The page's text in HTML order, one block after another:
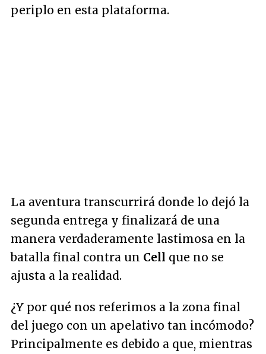
periplo en esta plataforma.
La aventura transcurrirá donde lo dejó la
segunda entrega y finalizará de una
manera verdaderamente lastimosa en la
batalla final contra un Cell que no se
ajusta a la realidad.
¿Y por qué nos referimos a la zona final
del juego con un apelativo tan incómodo?
Principalmente es debido a que, mientras